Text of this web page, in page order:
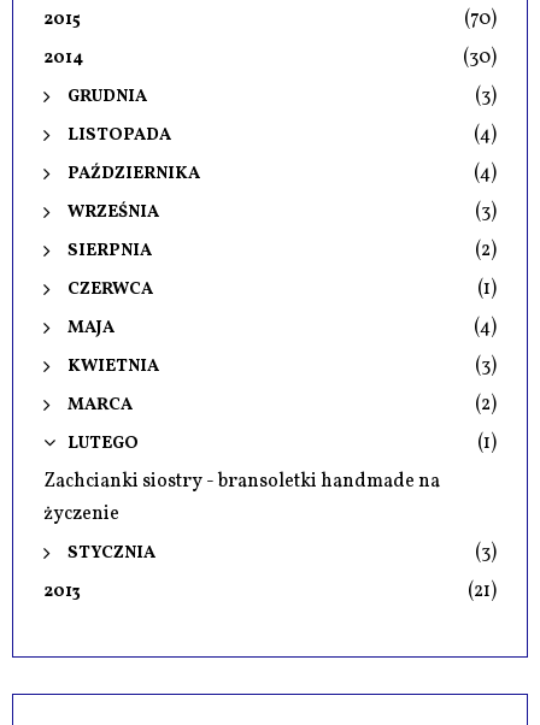
2015 (70)
2014 (30)
GRUDNIA (3)
LISTOPADA (4)
PAŹDZIERNIKA (4)
WRZEŚNIA (3)
SIERPNIA (2)
CZERWCA (1)
MAJA (4)
KWIETNIA (3)
MARCA (2)
LUTEGO
(1)
Zachcianki siostry - bransoletki handmade na
życzenie
STYCZNIA (3)
2013 (21)